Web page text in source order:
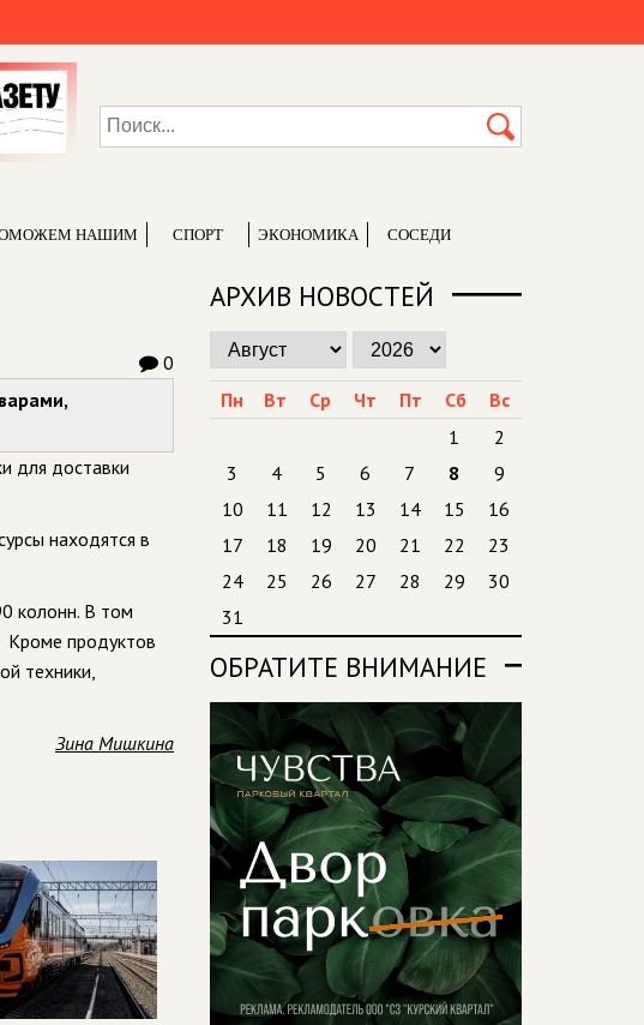
НАШИМ СПОРТ ЭКОНОМИКА СОСЕДИ
0
для доставки
находятся в
колонн. В том
Кроме продуктов
техники,
Зина Мишкина
АРХИВ НОВОСТЕЙ
Пн Вт Ср Чт Пт Сб
Вс
1
2
3
4 5 6 7 8
9
10
11 12 13 14 15
16
17
18 19 20 21 22
23
24
25 26 27 28 29
30
31
ОБРАТИТЕ ВНИМАНИЕ